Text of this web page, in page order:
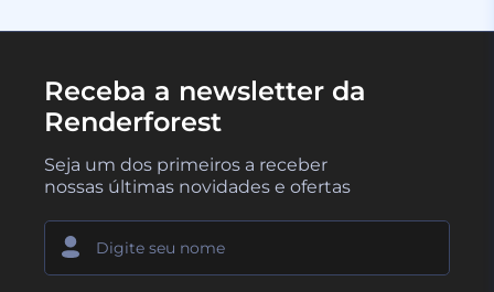
Receba a newsletter da
Renderforest
Seja um dos primeiros a receber
nossas últimas novidades e ofertas